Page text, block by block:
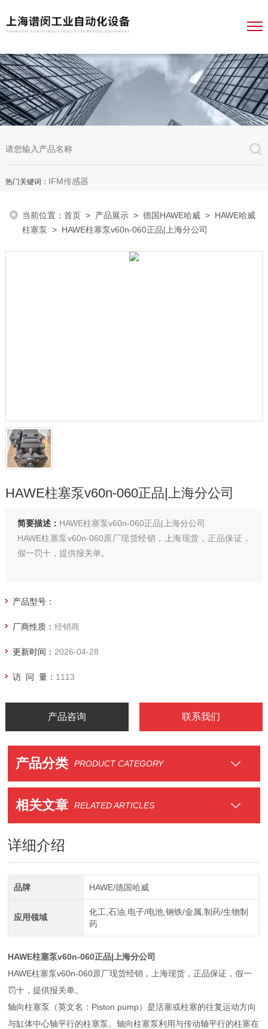
热门关键词： IFM传感器
当前位置：首页 > 产品展示 >德国HAWE哈威 > HAWE哈威
柱塞泵 > HAWE柱塞泵v60n-060正品|上海分公司
HAWE柱塞泵v60n-060正品|上海分公司
简要描述： HAWE柱塞泵v60n-060正品|上海分公司
HAWE柱塞泵v60n-060原厂现货经销，上海现货，正品保证，
假一罚十，提供报关单。
产品型号：
厂商性质： 经销商
更新时间： 2026-04-28
访 问 量： 1113
产品咨询 联系我们
产品分类 PRODUCT CATEGORY
相关文章 RELATED ARTICLES
详细介绍
品牌 HAWE/德国哈威
应用领域
化工,石油,电子/电池,钢铁/金属,制药/生物制
药
HAWE柱塞泵v60n-060正品|上海分公司
HAWE柱塞泵v60n-060原厂现货经销，上海现货，正品保证，假一
罚十，提供报关单。
轴向柱塞泵（英文名：Piston pump）是活塞或柱塞的往复运动方向
与缸体中心轴平行的柱塞泵。轴向柱塞泵利用与传动轴平行的柱塞在